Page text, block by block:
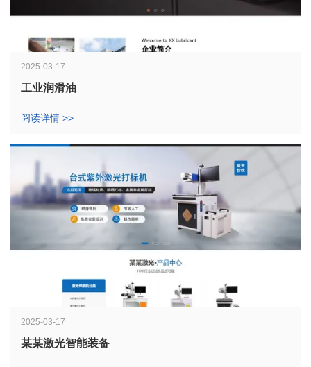
2025-03-17
工业润滑油
阅读详情 >>
2025-03-17
某某激光智能装备